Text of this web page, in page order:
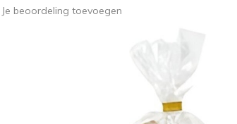
Je beoordeling toevoegen